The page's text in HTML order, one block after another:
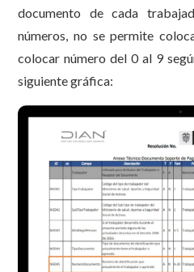
documento de cada
números, no se permite
colocar número del 0 al 9
siguiente gráfica: